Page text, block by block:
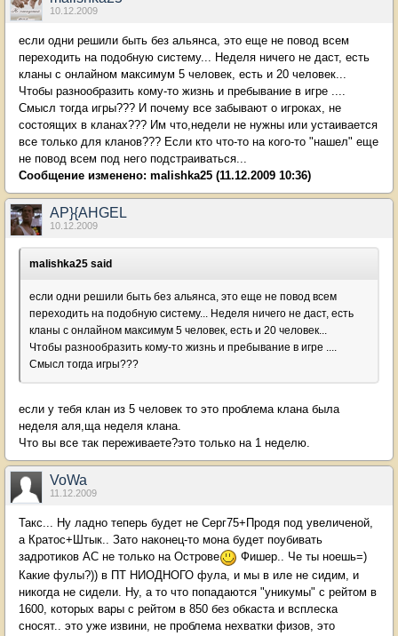
10.12.2009
если одни решили быть без альянса, это еще не повод всем
переходить на подобную систему... Неделя ничего не даст, есть
кланы с онлайном максимум 5 человек, есть и 20 человек...
Чтобы разнообразить кому-то жизнь и пребывание в игре ....
Смысл тогда игры??? И почему все забывают о игроках, не
состоящих в кланах??? Им что,недели не нужны или устаивается
все только для кланов??? Если кто что-то на кого-то "нашел" еще
не повод всем под него подстраиваться...
Сообщение изменено: malishka25 (11.12.2009 10:36)
AP}{AHGEL
10.12.2009
malishka25 said
если одни решили быть без альянса, это еще не повод всем
переходить на подобную систему... Неделя ничего не даст, есть
кланы с онлайном максимум 5 человек, есть и 20 человек...
Чтобы разнообразить кому-то жизнь и пребывание в игре ....
Смысл тогда игры???
если у тебя клан из 5 человек то это проблема клана была
неделя аля,ща неделя клана.
Что вы все так переживаете?это только на 1 неделю.
VoWa
11.12.2009
Такс... Ну ладно теперь будет не Серг75+Продя под увеличеной,
а Кратос+Штык.. Зато наконец-то мона будет поубивать
задротиков АС не только на Острове
Фишер.. Че ты ноешь=)
Какие фулы?)) в ПТ НИОДНОГО фула, и мы в иле не сидим, и
никогда не сидели. Ну, а то что попадаются "уникумы" с рейтом в
1600, которых вары с рейтом в 850 без обкаста и всплеска
сносят.. это уже извини, не проблема нехватки физов, это